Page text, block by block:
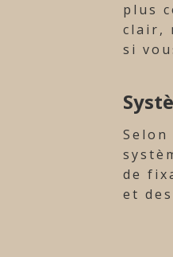
plus
clair,
si
de
et